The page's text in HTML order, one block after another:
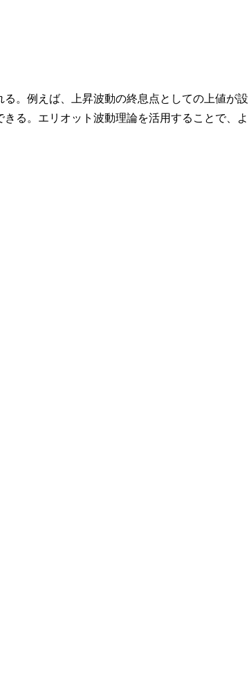
。例えば、上昇波動の終息点としての上値が設
る。エリオット波動理論を活用することで、よ